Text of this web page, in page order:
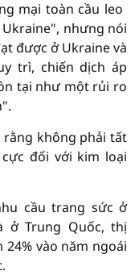
mại toàn cầu leo
Ukraine", nhưng nói
được ở Ukraine và
trì, chiến dịch áp
tại như một rủi ro
rằng không phải tất
đối với kim loại
cầu trang sức ở
ở Trung Quốc, thị
vào năm ngoái